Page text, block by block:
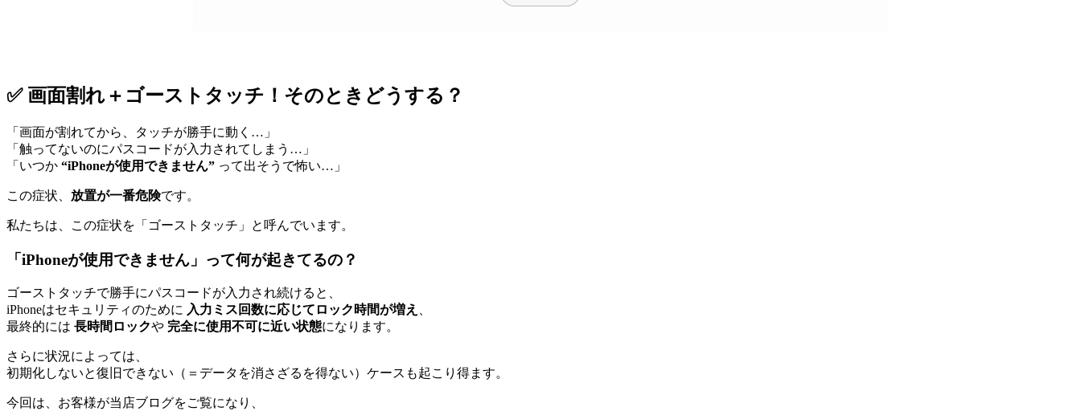
✅ 画面割れ＋ゴーストタッチ！そのときどうする？
「画面が割れてから、タッチが勝手に動く…」
「触ってないのにパスコードが入力されてしまう…」
「いつか “iPhoneが使用できません” って出そうで怖い…」
この症状、 放置が一番危険です。
私たちは、この症状を「ゴーストタッチ」と呼んでいます。
「iPhoneが使用できません」って何が起きてるの？
ゴーストタッチで勝手にパスコードが入力され続けると、
iPhoneはセキュリティのために 入力ミス回数に応じてロック時間が増え
最終的には 長時間ロックや 完全に使用不可に近い状態になります。
さらに状況によっては、
初期化しないと復旧できない（＝データを消さざるを得ない）ケースも起こり得ます。
今回は、お客様が当店ブログをご覧になり、